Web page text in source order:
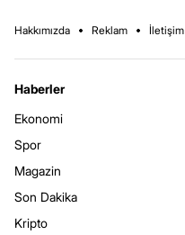
Hakkımızda Reklam İletişim
Haberler
Ekonomi
Spor
Magazin
Son Dakika
Kripto